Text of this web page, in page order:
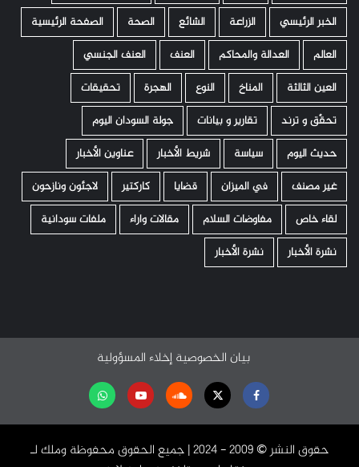
الخبر الرئيسي
الزراعة الشائع الصحة
الصفحة الرئيسية
العالم
العدالة والمحاكم العنف
العنف الجنسي
العين الثالثة
المناخ النوع الهجرة
تحقيقات
تحقّق و ترند
تقارير و بيانات
جولة السودان اليوم
حديث اليوم
سياسة شريط الأخبار
عناوين الأخبار
غير مصنف
في الميزان قضايا كاركتير
لاجئون ونازحون
لقاء خاص
مفاوضات السلام مقالات واراء
ملفات سودانية
نشرة الأخبار
نشرة الأخبار
بيان الخصوصية إخلاء المسؤولية
Facebook
Twitter
Soundcloud
Youtubeتابعنا
واتساب
حقوق النشر ©️ 2009 - 2024 | جميع الحقوق محفوظة وملك لـ